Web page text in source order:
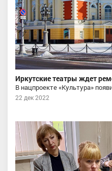
Иркутские театры ждет
В нацпроекте «Культура»
22 дек 2022